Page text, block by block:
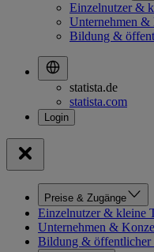
Einzelnutzer &
Unternehmen &
Bildung &
statista.de
statista.com
Preise & Zugänge
Einzelnutzer & kleine
Unternehmen &
Bildung & öffentlicher